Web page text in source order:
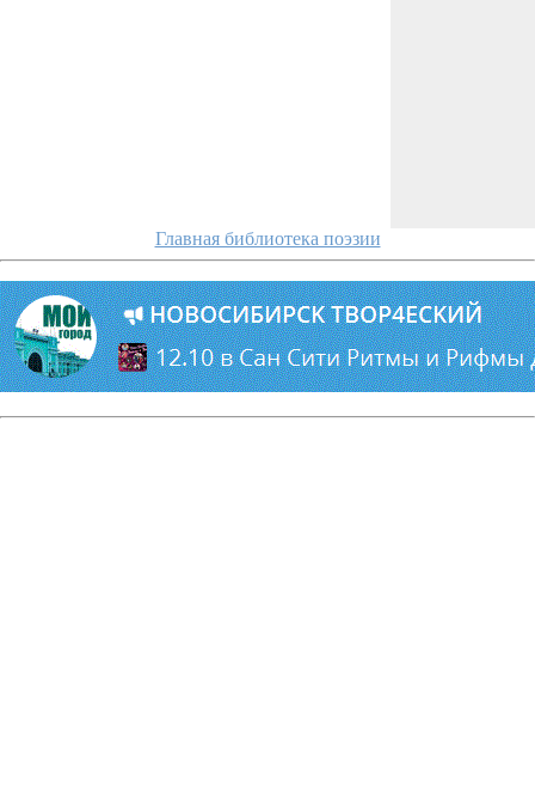
Главная библиотека поэзии